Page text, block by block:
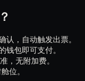
，自动触发出票。
包即可支付。
，无附加费。
位。